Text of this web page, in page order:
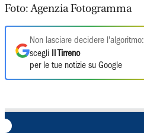
Foto: Agenzia Fotogramma
Non lasciare decidere l'algoritmo:
scegli
Il Tirreno
per le tue notizie su Google